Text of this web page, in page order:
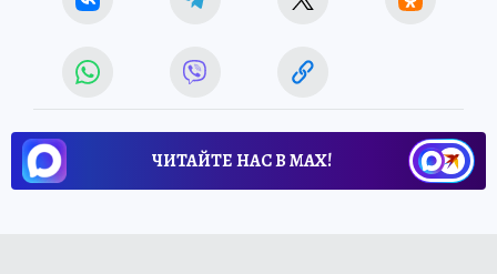
ЧИТАЙТЕ НАС В МАХ!